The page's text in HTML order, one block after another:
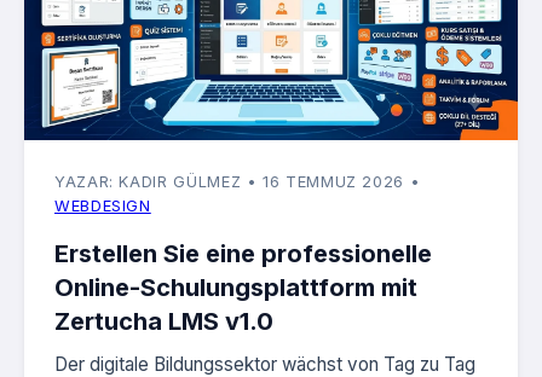
YAZAR: KADIR GÜLMEZ • 16 TEMMUZ 2026 •
WEBDESIGN
Erstellen Sie eine professionelle
Online-Schulungsplattform mit
Zertucha LMS v1.0
Der digitale Bildungssektor wächst von Tag zu Tag